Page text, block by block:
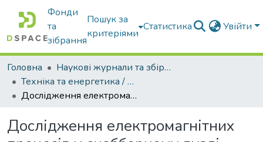
Фонди
та
зібрання
Пошук за
критеріями
Статистика Увійти
Головна
Наукові журнали та збірники видань
Техніка та енергетика / Machinery & Energetics
Дослідження електромагнітних процесів у снабберному вузлі електронного ключа регулятора напруги
Дослідження електромагнітних